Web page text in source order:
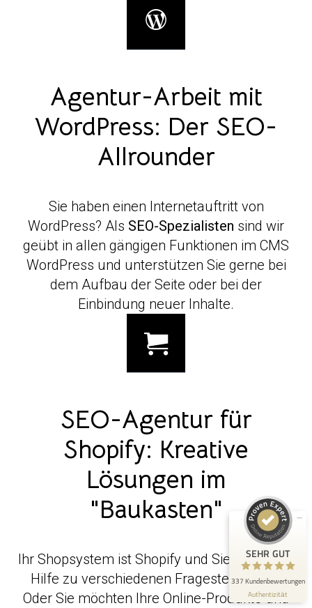
Agentur-Arbeit mit
WordPress: Der SEO-
Allrounder
Sie haben einen Internetauftritt von
WordPress? Als SEO-Spezialisten sind wir
geübt in allen gängigen Funktionen im CMS
WordPress und unterstützen Sie gerne bei
dem Aufbau der Seite oder bei der
Einbindung neuer Inhalte.
SEO-Agentur für
Shopify: Kreative
Lösungen im
"Baukasten"
Ihr Shopsystem ist Shopify und Sie benötigen
Hilfe zu verschiedenen Fragestellungen?
Oder Sie möchten Ihre Online-Produkte und
SEHR GUT
337 Kundenbewertungen
Authentizität
Kundenbewertungen und Erfahrungen zu
seo-nest.de
SEHR GUT
4,91 / 5,00
198
Bewertungen auf
ProvenExpert.com
139
Blick aufs ProvenExpert-Profil werfen
3.8.2026